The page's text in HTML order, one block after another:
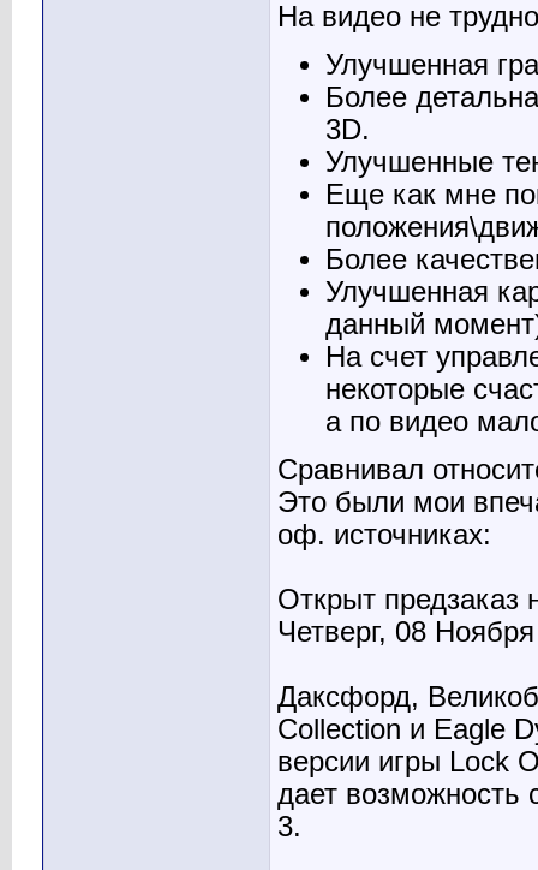
На видео не
Улучшенная
Более
3D.
Улучшенные
Еще как мне
Более
Улучшенная
данный
На счет
некоторые
а по видео
Сравнивал
Это были мои
оф. источниках:
Открыт предзаказ
Четверг, 08
Даксфорд,
Collection и Eagle
версии игры Lock
дает возможность
3.